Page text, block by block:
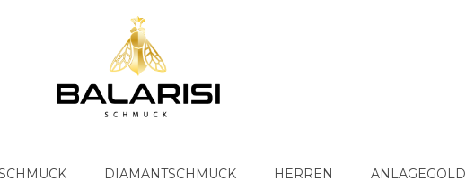
DIAMANTSCHMUCK HERREN ANLAGEGOLD